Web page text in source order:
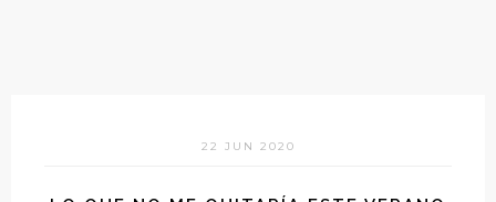
22 JUN 2020